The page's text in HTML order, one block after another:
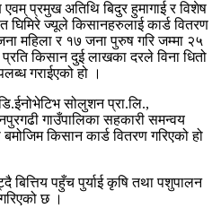
एवम् प्रमुख अतिथि बिदुर हुमागाई र विशेष
घिमिरे ज्यूले किसानहरुलाई कार्ड वितरण
महिला र १७ जना पुरुष गरि जम्मा २५
किसान दुई लाखका दरले विना धितो
गराईएको हो ।
सोलुशन प्रा.लि.,
गाउँपालिका सहकारी समन्वय
किसान कार्ड वितरण गरिएको हो
बित्तिय पहुँच पुर्याई कृषि तथा पशुपालन
छ ।